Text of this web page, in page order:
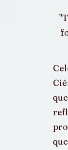
Infâncias e